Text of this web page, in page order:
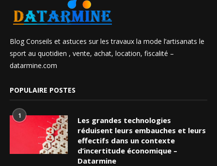
Blog Conseils et astuces sur les travaux la mode l’artisanats le
sport au quotidien , vente, achat, location, fiscalité –
datarmine.com
POPULAIRE POSTES
1
Les grandes technologies
réduisent leurs embauches et leurs
effectifs dans un contexte
d’incertitude économique –
Datarmine